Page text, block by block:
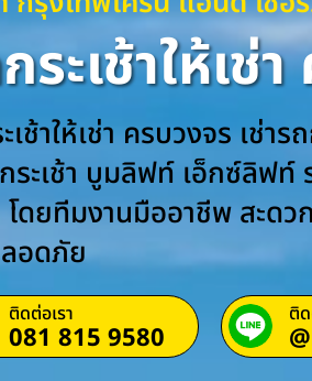
ระเช้าให้เช่
เช้าให้เช่า ครบวงจร เช่าร
ระเช้า บูมลิฟท์ เอ็กซ์ลิฟท์
ดยทีมงานมืออาชีพ สะดว
อดภัย
ติดต่อเรา
081 815 9580
ติ